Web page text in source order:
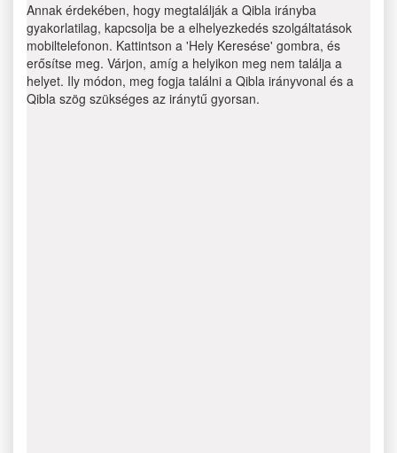
Annak érdekében, hogy megtalálják a Qibla irányba
gyakorlatilag, kapcsolja be a elhelyezkedés szolgáltatások
mobiltelefonon. Kattintson a 'Hely Keresése' gombra, és
erősítse meg. Várjon, amíg a helyikon meg nem találja a
helyet. Ily módon, meg fogja találni a Qibla irányvonal és a
Qibla szög szükséges az iránytű gyorsan.